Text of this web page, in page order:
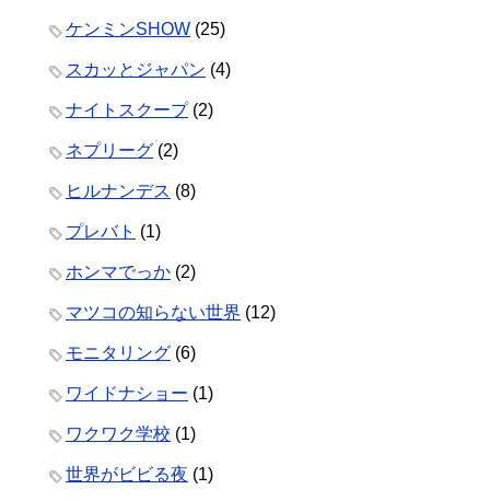
ケンミンSHOW (25)
スカッとジャパン (4)
ナイトスクープ(2)
ネプリーグ (2)
ヒルナンデス (8)
プレバト (1)
ホンマでっか (2)
マツコの知らない世界 (12)
モニタリング (6)
ワイドナショー (1)
ワクワク学校 (1)
世界がビビる夜 (1)